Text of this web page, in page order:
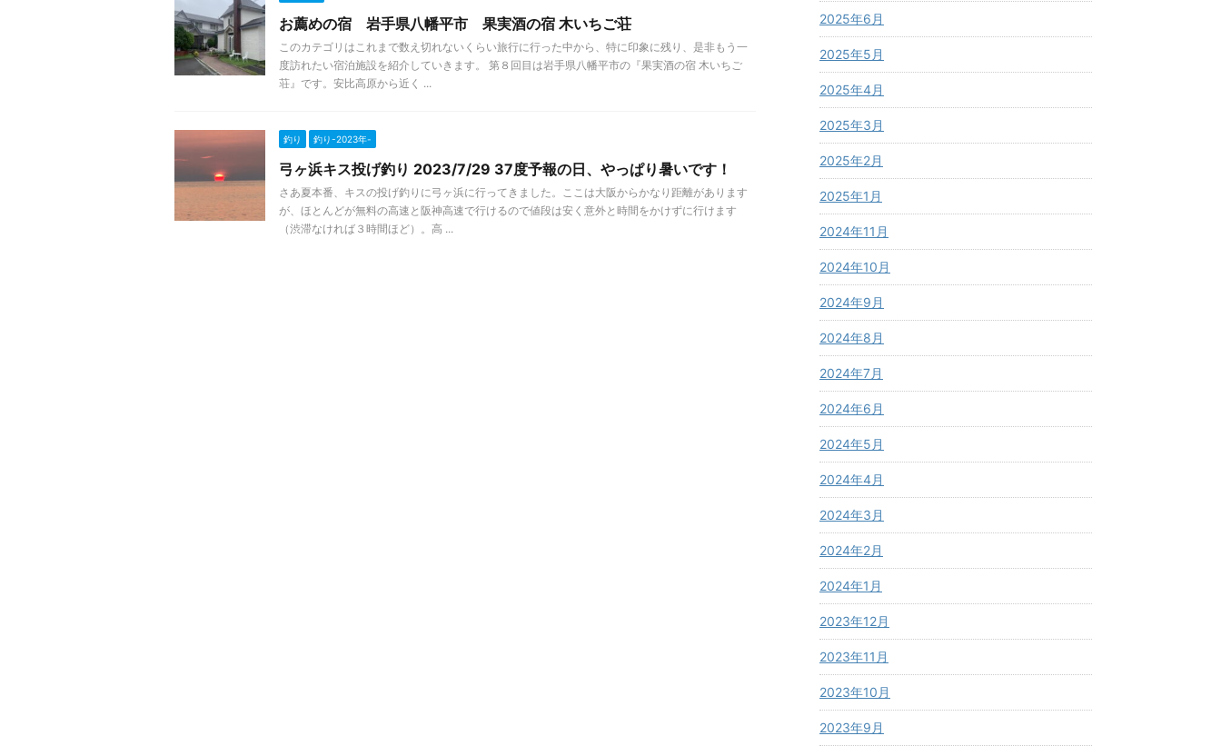
お薦めの宿 岩手県八幡平市 果実酒の宿 木いちご荘
このカテゴリはこれまで数え切れないくらい旅行に行った中から、特に印象に残り、是非もう一
度訪れたい宿泊施設を紹介していきます。 第８回目は岩手県八幡平市の『果実酒の宿 木いちご
荘』です。安比高原から近く ...
釣り 釣り-2023年-
弓ヶ浜キス投げ釣り 2023/7/29 37度予報の日、やっぱり暑いです！
さあ夏本番、キスの投げ釣りに弓ヶ浜に行ってきました。ここは大阪からかなり距離があります
が、ほとんどが無料の高速と阪神高速で行けるので値段は安く意外と時間をかけずに行けます
（渋滞なければ３時間ほど）。高 ...
2025年6月
2025年5月
2025年4月
2025年3月
2025年2月
2025年1月
2024年11月
2024年10月
2024年9月
2024年8月
2024年7月
2024年6月
2024年5月
2024年4月
2024年3月
2024年2月
2024年1月
2023年12月
2023年11月
2023年10月
2023年9月